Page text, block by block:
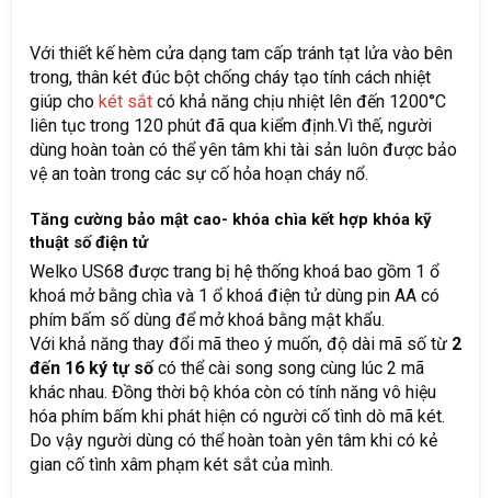
Với thiết kế hèm cửa dạng tam cấp tránh tạt lửa vào bên
trong, thân két đúc bột chống cháy tạo tính cách nhiệt
giúp cho két sắt có khả năng chịu nhiệt lên đến 1200°C
liên tục trong 120 phút đã qua kiểm định.Vì thế, người
dùng hoàn toàn có thể yên tâm khi tài sản luôn được bảo
vệ an toàn trong các sự cố hỏa hoạn cháy nổ.
Tăng cường bảo mật cao- khóa chìa kết hợp khóa kỹ
thuật số điện tử
Welko US68 được trang bị hệ thống khoá bao gồm 1 ổ
khoá mở bằng chìa và 1 ổ khoá điện tử dùng pin AA có
phím bấm số dùng để mở khoá bằng mật khẩu.
Với khả năng thay đổi mã theo ý muốn, độ dài mã số từ 2
đến 16 ký tự sốcó thể cài song song cùng lúc 2 mã
khác nhau. Đồng thời bộ khóa còn có tính năng vô hiệu
hóa phím bấm khi phát hiện có người cố tình dò mã két.
Do vậy người dùng có thể hoàn toàn yên tâm khi có kẻ
gian cố tình xâm phạm két sắt của mình.